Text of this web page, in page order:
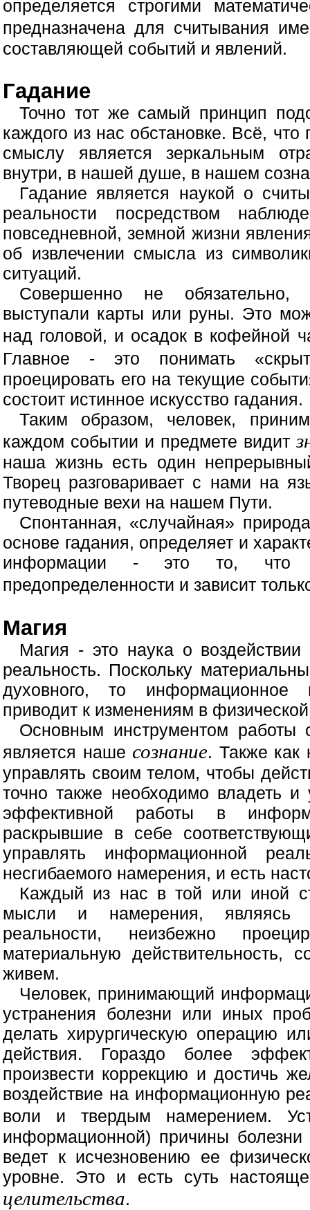
определяется строгими
предназначена для считывания
составляющей событий и явлений.
Гадание
Точно тот же самый принцип
каждого из нас обстановке. Всё,
смыслу является зеркальным
внутри, в нашей душе, в нашем
Гадание является наукой о
реальности посредством
повседневной, земной жизни
об извлечении смысла из
ситуаций.
Совершенно не обязательно,
выступали карты или руны. Это
над головой, и осадок в кофейной
Главное - это понимать
проецировать его на текущие
состоит истинное искусство гадания.
Таким образом, человек,
каждом событии и предмете видит
наша жизнь есть один
Творец разговаривает с нами на
путеводные вехи на нашем Пути.
Спонтанная, «случайная»
основе гадания, определяет и
информации - это то, что
предопределенности и зависит
Магия
Магия - это наука о
реальность. Поскольку
духовного, то информационное
приводит к изменениям в
Основным инструментом работы
является наше сознание. Также как
управлять своим телом, чтобы
точно также необходимо владеть
эффективной работы в
раскрывшие в себе
управлять информационной
несгибаемого намерения, и есть
Каждый из нас в той или иной
мысли и намерения, являясь
реальности, неизбежно
материальную
живем.
Человек, принимающий
устранения болезни или иных
делать хирургическую операцию
действия. Гораздо более
произвести коррекцию и достичь
воздействие на информационную
воли и твердым намерением.
информационной) причины
ведет к исчезновению ее
уровне. Это и есть суть
целительства.